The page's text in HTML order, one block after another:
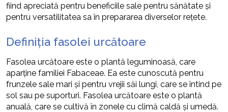
fiind apreciată pentru beneficiile sale pentru sănătate și
pentru versatilitatea sa în prepararea diverselor rețete.
Definiția fasolei urcătoare
Fasolea urcătoare este o plantă leguminoasă, care
aparține familiei Fabaceae. Ea este cunoscută pentru
frunzele sale mari și pentru vrejii săi lungi, care se întind pe
sol sau pe suporturi. Fasolea urcătoare este o plantă
anuală, care se cultivă în zonele cu climă caldă și umedă.